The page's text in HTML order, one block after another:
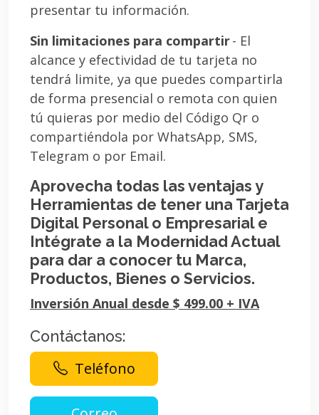
presentar tu información.
Sin limitaciones para compartir- El
alcance y efectividad de tu tarjeta no
tendrá limite, ya que puedes compartirla
de forma presencial o remota con quien
tú quieras por medio del Código Qr o
compartiéndola por WhatsApp, SMS,
Telegram o por Email.
Aprovecha todas las ventajas y
Herramientas de tener una Tarjeta
Digital Personal o Empresarial e
Intégrate a la Modernidad Actual
para dar a conocer tu Marca,
Productos, Bienes o Servicios.
Inversión Anual desde $ 499.00 + IVA
Contáctanos:
Teléfono